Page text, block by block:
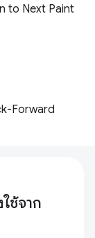
to Next Paint
Forward
ช้จาก